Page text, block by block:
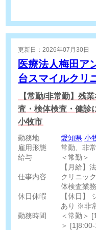
更新日：2026年07月30日
医療法人梅田
台スマイルクリ
【常勤/非常勤】残
査・検体検査・健診
小牧市
勤務地 愛知県 小
雇用形態
常勤、非
給与
＜常勤＞
【月給】
※ご経験
＜非常勤
【時給】
※日曜・
仕事内容
クリニッ
体検査業
血 エコ
業活動
休日休暇
【休日】
あり ※非
と
勤務時間
＜常勤＞
＞